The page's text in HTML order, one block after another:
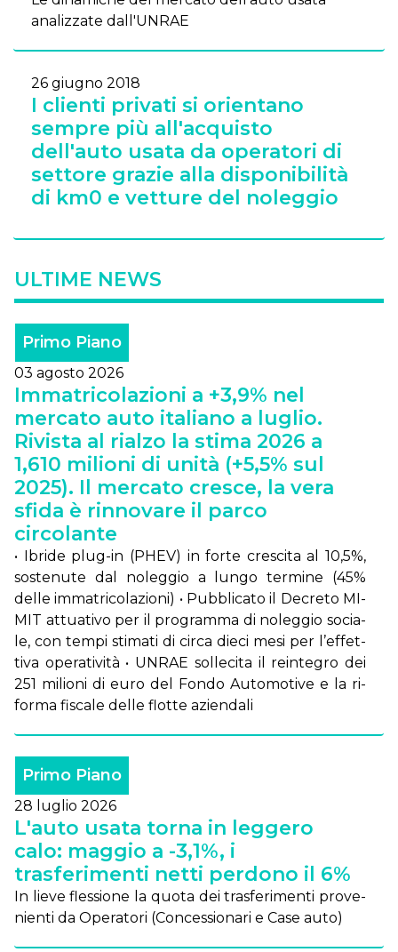
analizzate dall'UNRAE
26 giugno 2018
I clienti privati si orientano
sempre più all'acquisto
dell'auto usata da operatori di
settore grazie alla disponibilità
di km0 e vetture del noleggio
ULTIME NEWS
Primo Piano
03 agosto 2026
Immatricolazioni a +3,9% nel
mercato auto italiano a luglio.
Rivista al rialzo la stima 2026 a
1,610 milioni di unità (+5,5% sul
2025). Il mercato cresce, la vera
sfida è rinnovare il parco
circolante
• Ibri­de plug-in (PHEV) in for­te cre­sci­ta al 10,5%,
so­ste­nu­te dal no­leg­gio a lun­go ter­mi­ne (45%
del­le im­ma­tri­co­la­zio­ni) • Pub­bli­ca­to il De­cre­to MI­
MIT at­tua­ti­vo per il pro­gram­ma di no­leg­gio so­cia­
le, con tem­pi sti­ma­ti di cir­ca die­ci me­si per l’ef­fet­
ti­va ope­ra­ti­vi­tà • UN­RAE sol­le­ci­ta il rein­te­gro dei
251 mi­lio­ni di eu­ro del Fon­do Au­to­mo­ti­ve e la ri­
for­ma fi­sca­le del­le flot­te azien­da­li
Primo Piano
28 luglio 2026
L'auto usata torna in leggero
calo: maggio a -3,1%, i
trasferimenti netti perdono il 6%
In lie­ve fles­sio­ne la quo­ta dei tra­sfe­ri­men­ti pro­ve­
nien­ti da Ope­ra­to­ri (Con­ces­sio­na­ri e Ca­se au­to)